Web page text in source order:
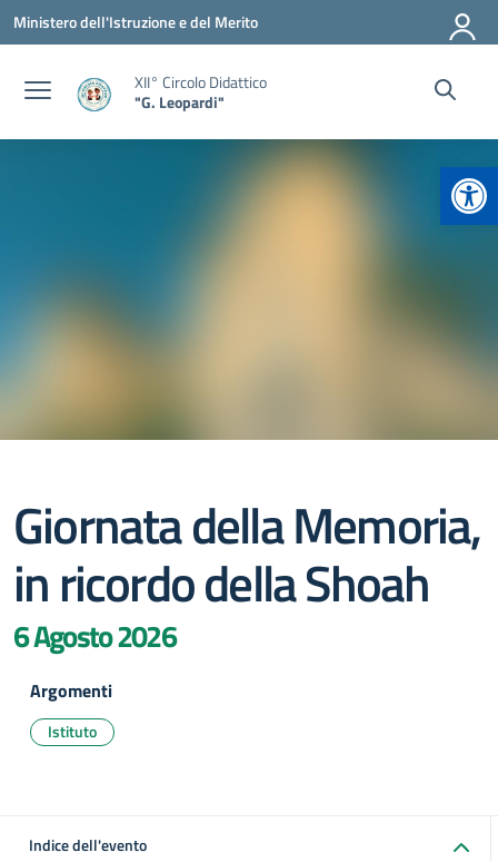
Vai ai contenuti
Vai al menu di navigazione
Vai al footer
Ministero dell'Istruzione e del Merito
XII° Circolo Didattico
"G. Leopardi"
Giornata della Memoria,
in ricordo della Shoah
6 Agosto 2026
Argomenti
Istituto
Indice dell'evento